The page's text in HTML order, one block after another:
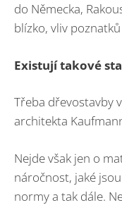
do Německa,
blízko, vliv
Existují takové
Třeba dřevostavby
architekta
Nejde však jen o
náročnost, jaké
normy a tak dále.